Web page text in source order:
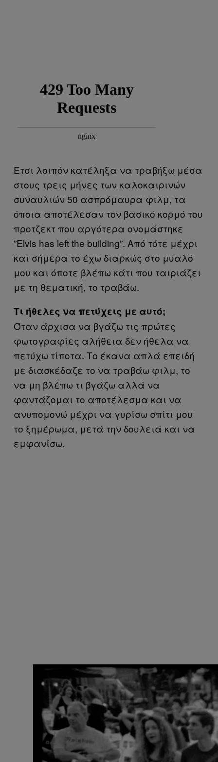
Έτσι λοιπόν κατέληξα να τραβήξω μέσα
στους τρεις μήνες των καλοκαιρινών
συναυλιών 50 ασπρόμαυρα φιλμ, τα
όποια αποτέλεσαν τον βασικό κορμό του
προτζεκτ που αργότερα ονομάστηκε
”Elvis has left the building”. Από τότε μέχρι
και σήμερα το έχω διαρκώς στο μυαλό
μου και όποτε βλέπω κάτι που ταιριάζει
με τη θεματική, το τραβάω.
Τι ήθελες να πετύχεις με αυτό;
Όταν άρχισα να βγάζω τις πρώτες
φωτογραφίες αλήθεια δεν ήθελα να
πετύχω τίποτα. Το έκανα απλά επειδή
με διασκέδαζε το να τραβάω φιλμ, το
να μη βλέπω τι βγάζω αλλά να
φαντάζομαι το αποτέλεσμα και να
ανυπομονώ μέχρι να γυρίσω σπίτι μου
το ξημέρωμα, μετά την δουλειά και να
εμφανίσω.